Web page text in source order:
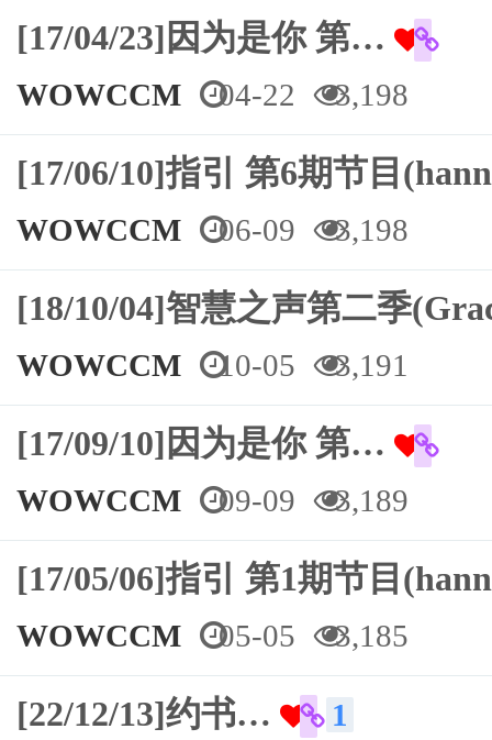
[17/04/23]因为是你 第…
WOWCCM 04-22 3,198
[17/06/10]指引 第6期节目
WOWCCM 06-09 3,198
[18/10/04]智慧之声第二季
WOWCCM 10-05 3,191
[17/09/10]因为是你 第…
WOWCCM 09-09 3,189
[17/05/06]指引 第1期节目
WOWCCM 05-05 3,185
[22/12/13]约书…
1